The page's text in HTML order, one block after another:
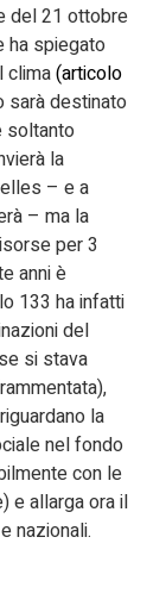
del 21 ottobre
ha spiegato
clima(articolo
sarà destinato
soltanto
la
– e a
– ma la
per 3
anni è
133 ha infatti
del
si stava
la
nel fondo
con le
e allarga ora il
nazionali.